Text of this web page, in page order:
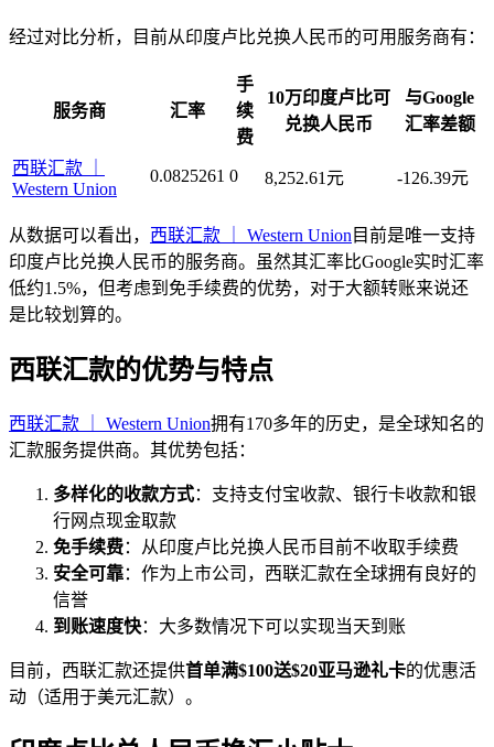
经过对比分析，目前从印度卢比兑换人民币的可用服务商有：
服务商 汇率
手
续
费
10万印度卢比可
兑换人民币
与Google
汇率差额
西联汇款 ｜
Western Union
0.0825261 0 8,252.61元 -126.39元
从数据可以看出， 西联汇款 ｜ Western Union 目前是唯一支持
印度卢比兑换人民币的服务商。虽然其汇率比Google实时汇率
低约1.5%，但考虑到免手续费的优势，对于大额转账来说还
是比较划算的。
西联汇款的优势与特点
西联汇款 ｜ Western Union拥有170多年的历史，是全球知名的
汇款服务提供商。其优势包括：
多样化的收款方式：支持支付宝收款、银行卡收款和银
行网点现金取款
免手续费：从印度卢比兑换人民币目前不收取手续费
安全可靠：作为上市公司，西联汇款在全球拥有良好的
信誉
到账速度快：大多数情况下可以实现当天到账
目前，西联汇款还提供首单满$100送$20亚马逊礼卡的优惠活
动（适用于美元汇款）。